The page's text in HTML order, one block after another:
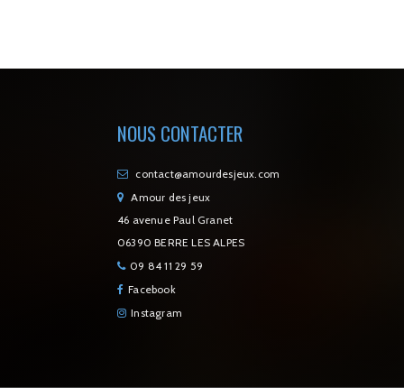
NOUS CONTACTER
contact@amourdesjeux.com
Amour des jeux
46 avenue Paul Granet
06390 BERRE LES ALPES
09 84 11 29 59
Facebook
Instagram